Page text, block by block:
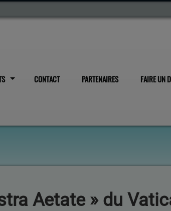
CONTACT PARTENAIRES FAIRE UN
Aetate » du